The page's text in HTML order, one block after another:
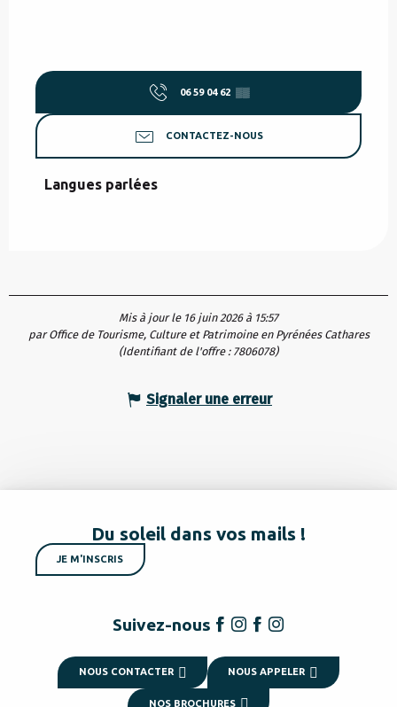
06 59 04 62 ▒▒
CONTACTEZ-NOUS
Langues parlées
Langues parlées
Mis à jour le 16 juin 2026 à 15:57
par Office de Tourisme, Culture et Patrimoine en Pyrénées Cathares
(Identifiant de l'offre : 7806078)
Signaler une erreur
Du soleil dans vos mails !
JE M'INSCRIS
Suivez-nous
NOUS CONTACTER NOUS APPELER
NOS BROCHURES